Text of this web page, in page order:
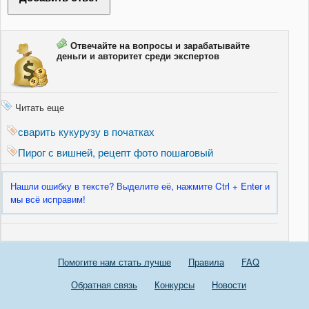
Отвечайте на вопросы и зарабатывайте
деньги и авторитет среди экспертов
Читать еще
сварить кукурузу в початках
Пирог с вишней, рецепт фото пошаговый
Нашли ошибку в тексте? Выделите её, нажмите Ctrl + Enter и
мы всё исправим!
Помогите нам стать лучше Правила
FAQ
Обратная связь
Конкурсы Новости